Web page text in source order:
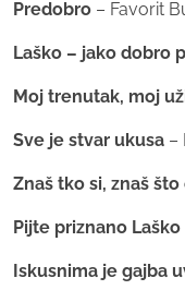
Predobro – Favorit
Laško – jako dobro
Moj trenutak, moj
Sve je stvar ukusa –
Znaš tko si, znaš što
Pijte priznano
Iskusnima je gajba